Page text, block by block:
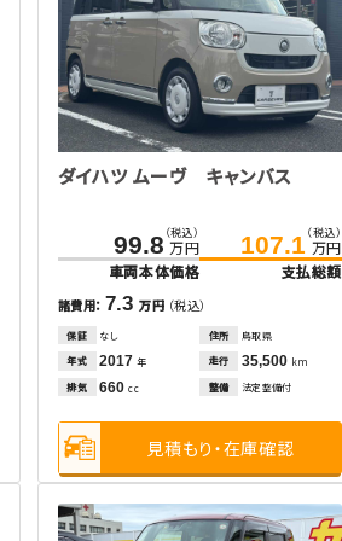
ダイハツ ムーヴ キャンバス
99.8 （税込）
万円
車両本体価格
107.1 （税込）
万円
支払総額
諸費用：7.3万円 （税込）
保証 なし 住所
鳥取県
年式
2017年 走行 35,500 km
排気
660cc 整備 法定整備付
見積もり・在庫確認